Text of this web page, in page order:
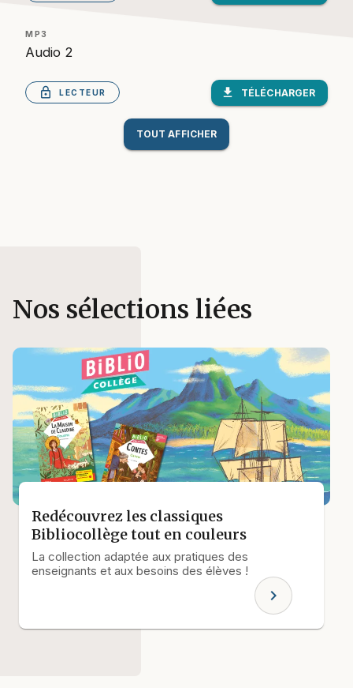
MP3
Audio 2
lock_outlinedLECTEUR download TÉLÉCHARGER
TOUT AFFICHER
Nos sélections liées
Redécouvrez les classiques
Bibliocollège tout en couleurs
La collection adaptée aux pratiques des
enseignants et aux besoins des élèves !
chevron_right